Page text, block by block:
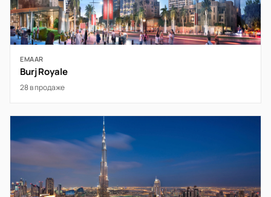
EMAAR
Burj Royale
28 в продаже